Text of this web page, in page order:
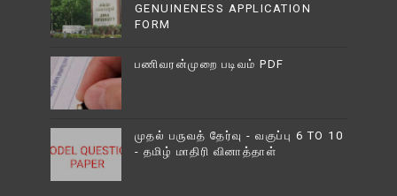
GENUINENESS APPLICATION
FORM
பணிவரன்முறை படிவம் PDF
முதல் பருவத் தேர்வு - வகுப்பு 6 TO 10
- தமிழ் மாதிரி வினாத்தாள்